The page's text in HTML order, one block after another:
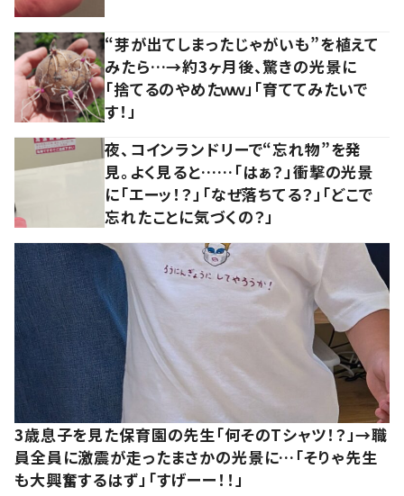
“芽が出てしまったじゃがいも”を植えて
みたら…→約3ヶ月後、驚きの光景に
「捨てるのやめたｗｗ」「育ててみたいで
す！」
夜、コインランドリーで“忘れ物”を発
見。よく見ると……「はぁ？」衝撃の光景
に「エーッ！？」「なぜ落ちてる？」「どこで
忘れたことに気づくの？」
3歳息子を見た保育園の先生「何そのTシャツ！？」→職
員全員に激震が走ったまさかの光景に…「そりゃ先生
も大興奮するはず」「すげーー！！」